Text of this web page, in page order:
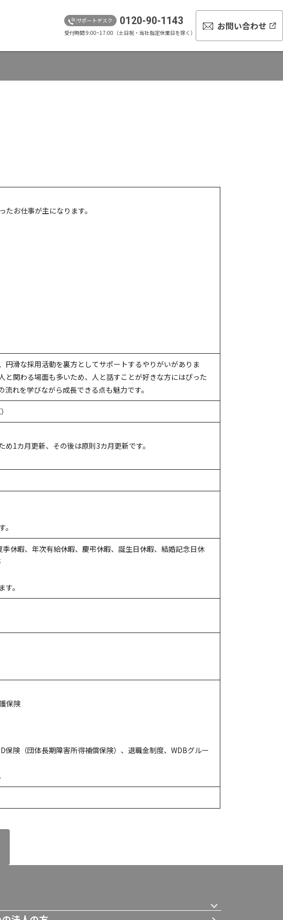
サポートデスク 0120-90-1143
受付時間 9:00~17:00（土日祝・当社指定休業日を除く）
お問い合わせ
お仕事が主になります。
滑な採用活動を裏方としてサポートするやりがいがありま
関わる場面も多いため、人と話すことが好きな方にはぴった
れを学びながら成長できる点も魅力です。
1カ月更新、その後は原則3カ月更新です。
休暇、年次有給休暇、慶弔休暇、誕生日休暇、結婚記念日休
。
保険
保険（団体長期障害所得補償保険）、退職金制度、WDBグルー